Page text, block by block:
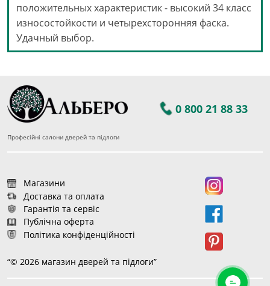
положительных характеристик - высокий 34 класс
износостойкости и четырехсторонняя фаска.
Удачный выбор.
0 800 21 88 33
Професійні салони дверей та підлоги
Магазини
Доставка та оплата
Гарантія та сервіс
Публічна оферта
Політика конфіденційності
“© 2026 магазин дверей та підлоги”